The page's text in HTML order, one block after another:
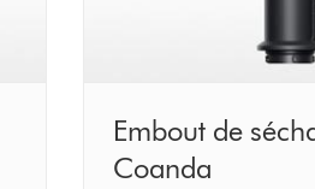
Embout
de
Embout de
Coanda